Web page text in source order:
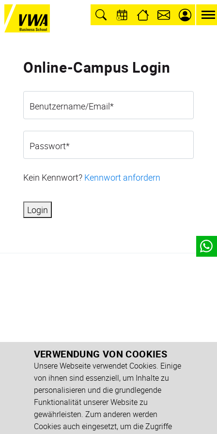
Online-Campus Login
Benutzername/Email*
Passwort*
Kein Kennwort? Kennwort anfordern
Login
VERWENDUNG VON COOKIES
Unsere Webseite verwendet Cookies. Einige
von ihnen sind essenziell, um Inhalte zu
personalisieren und die grundlegende
Funktionalität unserer Website zu
gewährleisten. Zum anderen werden
Cookies auch eingesetzt, um die Zugriffe